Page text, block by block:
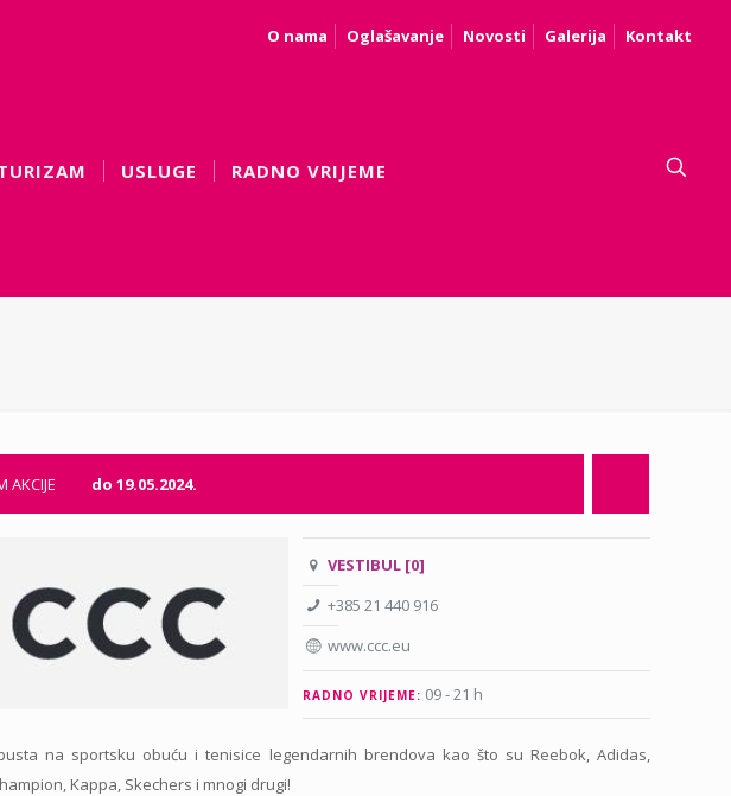
O nama Oglašavanje Novosti Galerija Kontakt
USLUGE RADNO VRIJEME
AKCIJE do 19.05.2024.
VESTIBUL [0]
+385 21 440 916
www.ccc.eu
RADNO VRIJEME: 09 - 21 h
na sportsku obuću i tenisice legendarnih brendova kao što su Reebok, Adidas,
Kappa, Skechers i mnogi drugi!